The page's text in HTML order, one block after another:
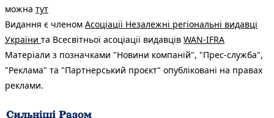
можна тут
Видання є членом Асоціації Незалежні регіональні видавці
України та Всесвітньої асоціації видавців WAN-IFRA
Матеріали з позначками "Новини компаній", "Прес-служба",
"Реклама" та "Партнерський проєкт" опубліковані на правах
реклами.